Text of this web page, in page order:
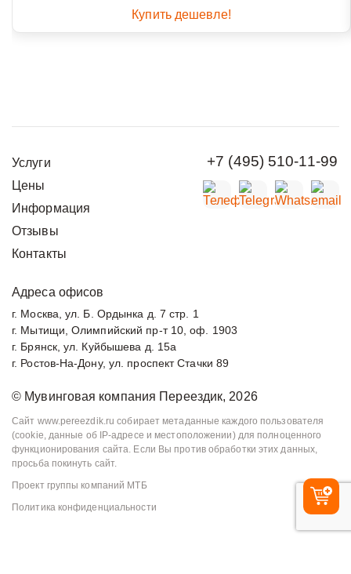
Купить дешевле!
© Мувинговая компания Переездик, 2026
Сайт www.pereezdik.ru собирает метаданные каждого пользователя
(cookie, данные об IP-адресе и местоположении) для полноценного
функционирования сайта. Если Вы против обработки этих данных,
просьба покинуть сайт.
Проект группы компаний МТБ
Политика конфиденциальности
Услуги
Цены
Информация
Отзывы
Контакты
Адреса офисов
г. Москва, ул. Б. Ордынка д. 7 стр. 1
г. Мытищи, Олимпийский пр-т 10, оф. 1903
г. Брянск, ул. Куйбышева д. 15а
г. Ростов-На-Дону, ул. проспект Стачки 89
+7 (495) 510-11-99